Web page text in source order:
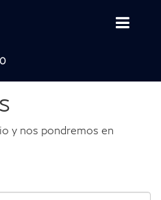
y nos pondremos en